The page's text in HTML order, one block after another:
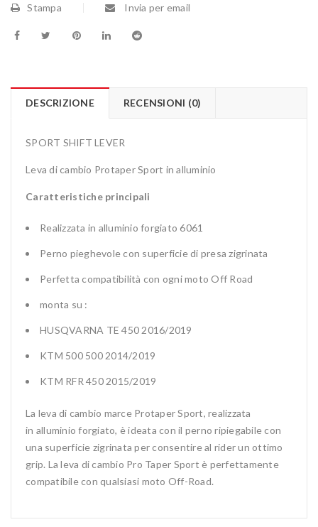
Stampa Invia per email
DESCRIZIONE RECENSIONI (0)
SPORT SHIFT LEVER
Leva di cambio Protaper Sport in alluminio
Caratteristiche principali
Realizzata in alluminio forgiato 6061
Perno pieghevole con superficie di presa zigrinata
Perfetta compatibilità con ogni moto Off Road
monta su :
HUSQVARNA TE 450 2016/2019
KTM 500 500 2014/2019
KTM RFR 450 2015/2019
La leva di cambio marce Protaper Sport, realizzata
in alluminio forgiato, è ideata con il perno ripiegabile con
una superficie zigrinata per consentire al rider un ottimo
grip. La leva di cambio Pro Taper Sport è perfettamente
compatibile con qualsiasi moto Off-Road.